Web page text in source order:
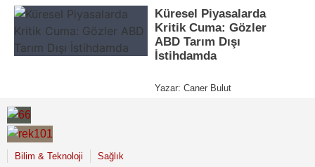
Küresel Piyasalarda
Kritik Cuma: Gözler
ABD Tarım Dışı
İstihdamda
Yazar: Caner Bulut
Bilim & Teknoloji Sağlık